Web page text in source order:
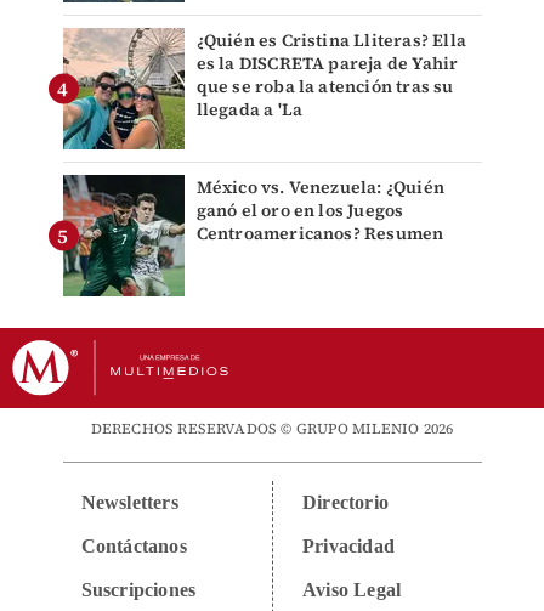
¿Quién es Cristina Lliteras? Ella
es la DISCRETA pareja de Yahir
que se roba la atención tras su
llegada a 'La
México vs. Venezuela: ¿Quién
ganó el oro en los Juegos
Centroamericanos? Resumen
DERECHOS RESERVADOS © GRUPO MILENIO 2026
Newsletters
Contáctanos
Suscripciones
Directorio
Privacidad
Aviso Legal